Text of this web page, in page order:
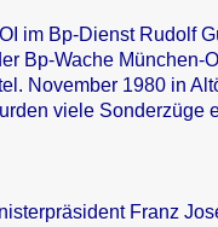
im Bp-Dienst Rudolf
Bp-Wache München-
November 1980 in
viele Sonderzüge
Franz